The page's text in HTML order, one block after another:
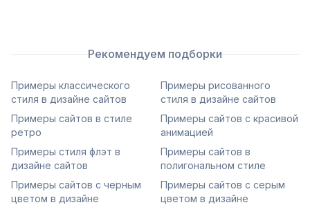
Рекомендуем подборки
Примеры классического
стиля в дизайне сайтов
Примеры рисованного
стиля в дизайне сайтов
Примеры сайтов в стиле
ретро
Примеры сайтов с красивой
анимацией
Примеры стиля флэт в
дизайне сайтов
Примеры сайтов в
полигональном стиле
Примеры сайтов с черным
цветом в дизайне
Примеры сайтов с серым
цветом в дизайне